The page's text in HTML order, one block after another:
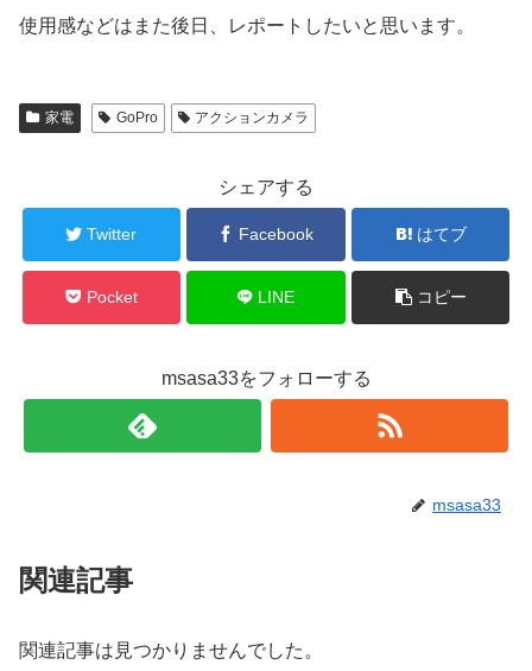
使用感などはまた後日、レポートしたいと思います。
家電 GoPro アクションカメラ
シェアする
Twitter Facebook はてブ
Pocket LINE コピー
msasa33をフォローする
msasa33
関連記事
関連記事は見つかりませんでした。